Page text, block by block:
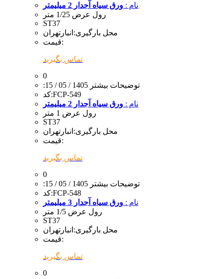
نام : ورق سیاه آجدار 2 میلیمتر
رول عرض 1/25 متر
ST37
محل بارگیری: انبارتهران
قیمت:
تماس بگیرید
0
:توضیحات بیشتر
کد:FCP-549
نام : ورق سیاه آجدار 2 میلیمتر
رول عرض 1 متر
ST37
محل بارگیری: انبارتهران
قیمت:
تماس بگیرید
0
:توضیحات بیشتر
کد:FCP-548
نام : ورق سیاه آجدار 3 میلیمتر
رول عرض 1/5 متر
ST37
محل بارگیری: انبارتهران
قیمت:
تماس بگیرید
0